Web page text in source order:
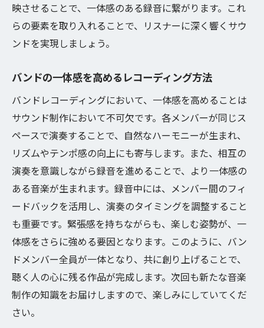
み方
途中での見直しが成功を左右する理由
完成後のチェックポイントと改善策
成功体験を次に活かす方法
映させることで、一体感のある録音に繋がります。これ
らの要素を取り入れることで、リスナーに深く響くサウ
ンドを実現しましょう。
バンドの一体感を高めるレコーディング方法
バンドレコーディングにおいて、一体感を高めることは
サウンド制作において不可欠です。各メンバーが同じス
ペースで演奏することで、自然なハーモニーが生まれ、
リズムやテンポ感の向上にも寄与します。また、相互の
演奏を意識しながら録音を進めることで、より一体感の
ある音楽が生まれます。録音中には、メンバー間のフィ
ードバックを活用し、演奏のタイミングを調整すること
も重要です。緊張感を持ちながらも、楽しむ姿勢が、一
体感をさらに強める要因となります。このように、バン
ドメンバー全員が一体となり、共に創り上げることで、
聴く人の心に残る作品が完成します。次回も新たな音楽
制作の知識をお届けしますので、楽しみにしていてくだ
さい。